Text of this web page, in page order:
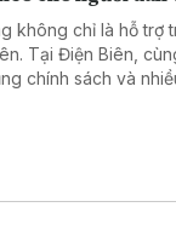
không chỉ là hỗ trợ
Tại Điện Biên,
chính sách và